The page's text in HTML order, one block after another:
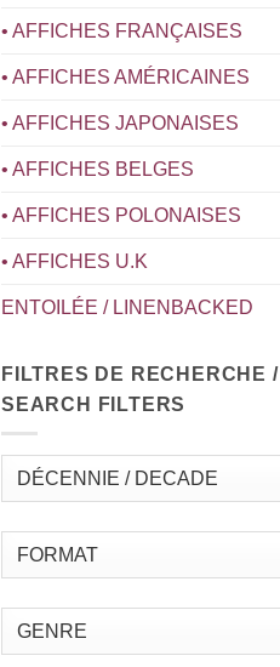
• AFFICHES FRANÇAISES
• AFFICHES AMÉRICAINES
• AFFICHES JAPONAISES
• AFFICHES BELGES
• AFFICHES POLONAISES
• AFFICHES U.K
ENTOILÉE / LINENBACKED
FILTRES DE RECHERCHE /
SEARCH FILTERS